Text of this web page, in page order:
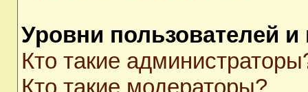
Уровни пользователей и
Кто такие
Кто такие модераторы?